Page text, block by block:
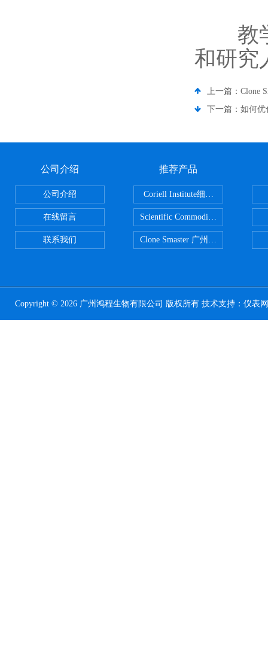
教学
和研究
上一篇： Clone
下一篇： 如何优
公司介绍
公司介绍
在线留言
联系我们
推荐产品
Scientific CommoditiesPE管 广州
Clone Smaster 广州鸿程代理
Copyright © 2026 广州鸿程生物有限公司 版权所有 技术支持： 仪表网